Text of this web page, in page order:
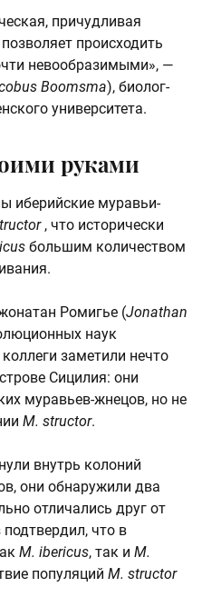
причудливая
происходить
невообразимыми», —
Boomsma), биолог-
университета.
руками
иберийские муравьи-
, что исторически
большим количеством
Ромигье (Jonathan
наук
заметили нечто
Сицилия: они
муравьев-жнецов, но не
M. structor.
внутрь колоний
они обнаружили два
отличались друг от
подтвердил, что в
M. ibericus, так и M.
популяций M. structor